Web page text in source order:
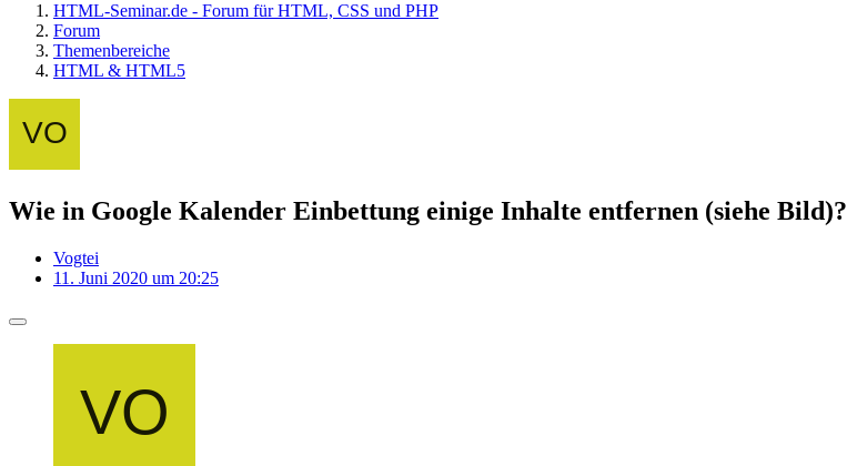
HTML-Seminar.de - Forum für HTML, CSS und PHP
Forum
Themenbereiche
HTML & HTML5
Wie in Google Kalender Einbettung einige Inhalte entfernen (siehe Bild)?
Vogtei
11. Juni 2020 um 20:25